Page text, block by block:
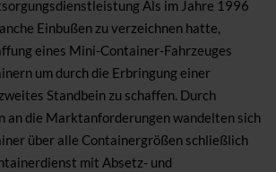
Als im Jahre 1996
Einbußen zu verzeichnen hatte,
eines Mini-Container-Fahrzeuges
um durch die Erbringung einer
Standbein zu schaffen. Durch
an die Marktanforderungen wandelten sich
über alle Containergrößen schließlich
mit Absetz- und